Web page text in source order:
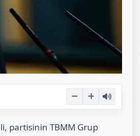
partisinin TBMM Grup